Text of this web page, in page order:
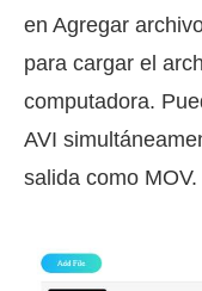
en Agregar
para cargar el
computadora.
AVI
salida como MOV.